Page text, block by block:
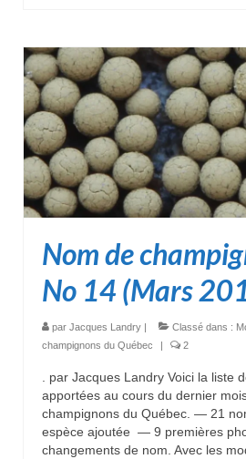
Nom de
No 14 (Mars
par Jacques Landry | Classé dans :
champignons du Québec
| 2
. par Jacques Landry Voici la liste
apportées au cours du dernier
champignons du Québec. — 21
espèce ajoutée — 9 premières
changements de nom. Avec les